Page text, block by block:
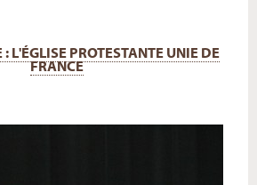
: L'ÉGLISE PROTESTANTE UNIE DE
FRANCE